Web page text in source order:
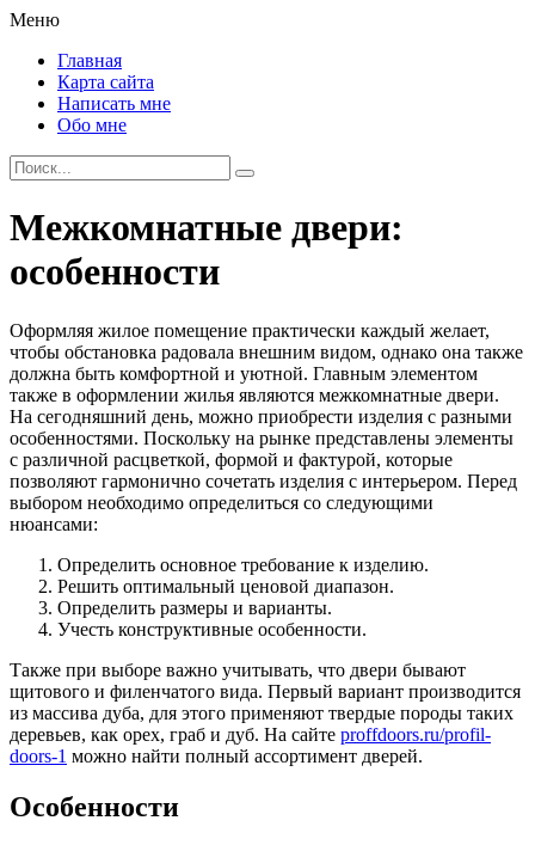
Меню
Главная
Карта сайта
Написать мне
Обо мне
Межкомнатные двери:
особенности
Оформляя жилое помещение практически каждый желает,
чтобы обстановка радовала внешним видом, однако она также
должна быть комфортной и уютной. Главным элементом
также в оформлении жилья являются межкомнатные двери.
На сегодняшний день, можно приобрести изделия с разными
особенностями. Поскольку на рынке представлены элементы
с различной расцветкой, формой и фактурой, которые
позволяют гармонично сочетать изделия с интерьером. Перед
выбором необходимо определиться со следующими
нюансами:
Определить основное требование к изделию.
Решить оптимальный ценовой диапазон.
Определить размеры и варианты.
Учесть конструктивные особенности.
Также при выборе важно учитывать, что двери бывают
щитового и филенчатого вида. Первый вариант производится
из массива дуба, для этого применяют твердые породы таких
деревьев, как орех, граб и дуб. На сайте proffdoors.ru/profil-
doors-1 можно найти полный ассортимент дверей.
Особенности